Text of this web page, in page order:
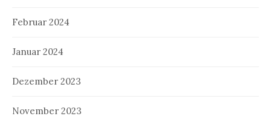
Februar 2024
Januar 2024
Dezember 2023
November 2023